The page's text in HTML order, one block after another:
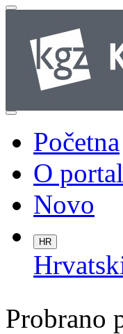
Početna
O
Novo
HR
Probrano